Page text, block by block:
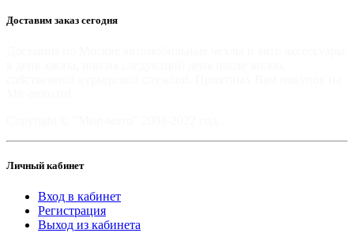
Доставим заказ сегодня
Личный кабинет
Вход в кабинет
Регистрация
Выход из кабинета